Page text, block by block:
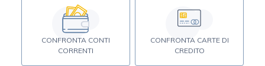
CONFRONTA CONTI
CORRENTI
CONFRONTA CARTE DI
CREDITO